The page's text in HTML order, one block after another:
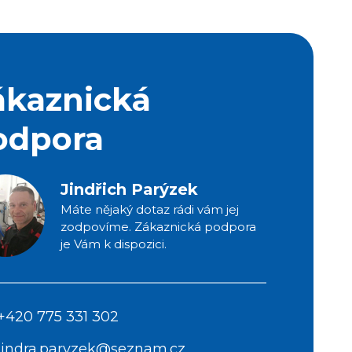
Jindřich Parýzek
Máte nějaký dotaz rádi vám jej
zodpovíme. Zákaznická podpora
je Vám k dispozici.
775 331 302